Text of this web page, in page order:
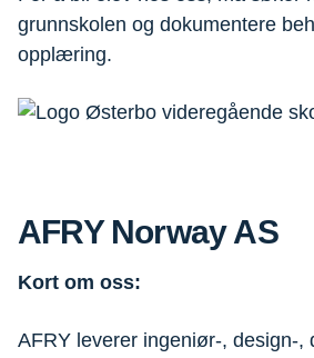
grunnskolen og dokumentere
opplæring.
AFRY Norway AS
Kort om oss:
AFRY leverer ingeniør-, design-,